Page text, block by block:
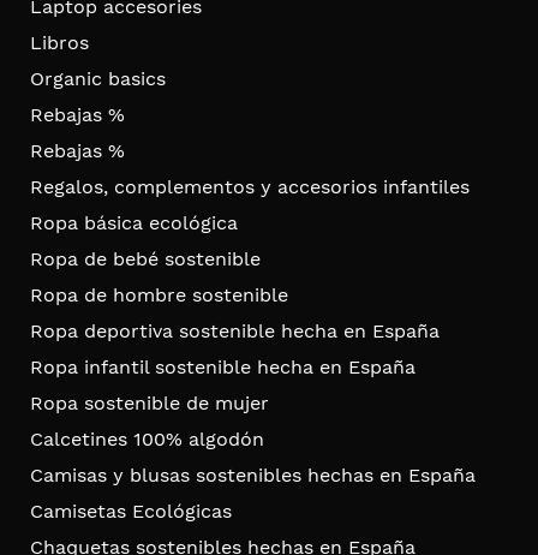
Laptop accesories
Libros
Organic basics
Rebajas %
Rebajas %
Regalos, complementos y accesorios infantiles
Ropa básica ecológica
Ropa de bebé sostenible
Ropa de hombre sostenible
Ropa deportiva sostenible hecha en España
Ropa infantil sostenible hecha en España
Ropa sostenible de mujer
Calcetines 100% algodón
Camisas y blusas sostenibles hechas en España
Camisetas Ecológicas
Chaquetas sostenibles hechas en España